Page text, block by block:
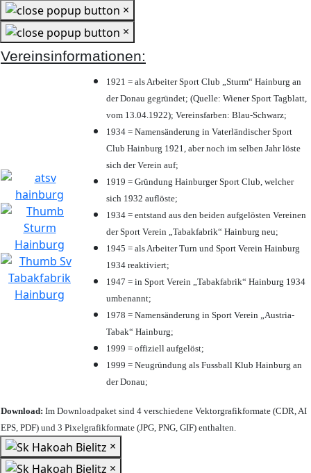
×
×
Vereinsinformationen:
1921 = als Arbeiter Sport Club „Sturm“ Hainburg an
der Donau gegründet; (Quelle: Wiener Sport Tagblatt,
vom 13.04.1922); Vereinsfarben: Blau-Schwarz;
1934 = Namensänderung in Vaterländischer Sport
Club Hainburg 1921, aber noch im selben Jahr löste
sich der Verein auf;
1919 = Gründung Hainburger Sport Club, welcher
sich 1932 auflöste;
1934 = entstand aus den beiden aufgelösten Vereinen
der Sport Verein „Tabakfabrik“ Hainburg neu;
1945 = als Arbeiter Turn und Sport Verein Hainburg
1934 reaktiviert;
1947 = in Sport Verein „Tabakfabrik“ Hainburg 1934
umbenannt;
1978 = Namensänderung in Sport Verein „Austria-
Tabak“ Hainburg;
1999 = offiziell aufgelöst;
1999 = Neugründung als Fussball Klub Hainburg an
der Donau;
Download: Im Downloadpaket sind 4 verschiedene Vektorgrafikformate (CDR, AI
EPS, PDF) und 3 Pixelgrafikformate (JPG, PNG, GIF) enthalten.
×
×